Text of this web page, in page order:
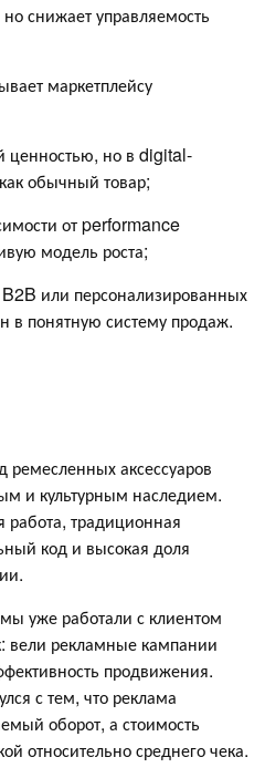
снижает управляемость
маркетплейсу
ценностью, но в digital-
обычный товар;
от performance
модель роста;
или персонализированных
в понятную систему продаж.
аксессуаров
и культурным наследием.
работа, традиционная
код и высокая доля
мы уже работали с клиентом
вели рекламные кампании
продвижения.
с тем, что реклама
оборот, а стоимость
относительно среднего чека.